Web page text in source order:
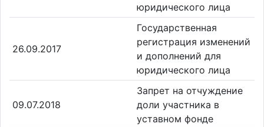
юридического лица
26.09.2017
Государственная
регистрация изменений
и дополнений для
юридического лица
09.07.2018
Запрет на отчуждение
доли участника в
уставном фонде